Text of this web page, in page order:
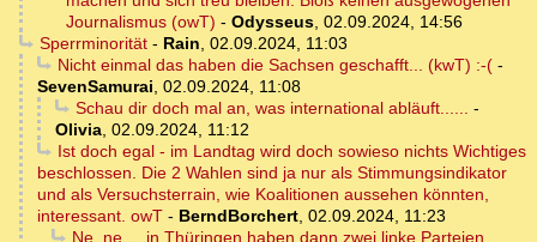
Journalismus (owT) - Odysseus, 02.09.2024, 14:56
Sperrminorität- Rain, 02.09.2024, 11:03
Nicht einmal das haben die Sachsen geschafft... (kwT) :-(-
SevenSamurai, 02.09.2024, 11:08
Schau dir doch mal an, was international abläuft...... -
Olivia, 02.09.2024, 11:12
Ist doch egal - im Landtag wird doch sowieso nichts Wichtiges
beschlossen. Die 2 Wahlen sind ja nur als Stimmungsindikator
und als Versuchsterrain, wie Koalitionen aussehen könnten,
interessant. owT - BerndBorchert, 02.09.2024, 11:23
Ne, ne.... in Thüringen haben dann zwei linke Parteien